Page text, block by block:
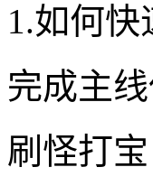
1.如何快
完成主
刷怪打宝